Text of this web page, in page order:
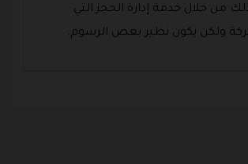
من خلال خدمة إدارة الحجز التي
ولكن يكون نظير بعض الرسوم.